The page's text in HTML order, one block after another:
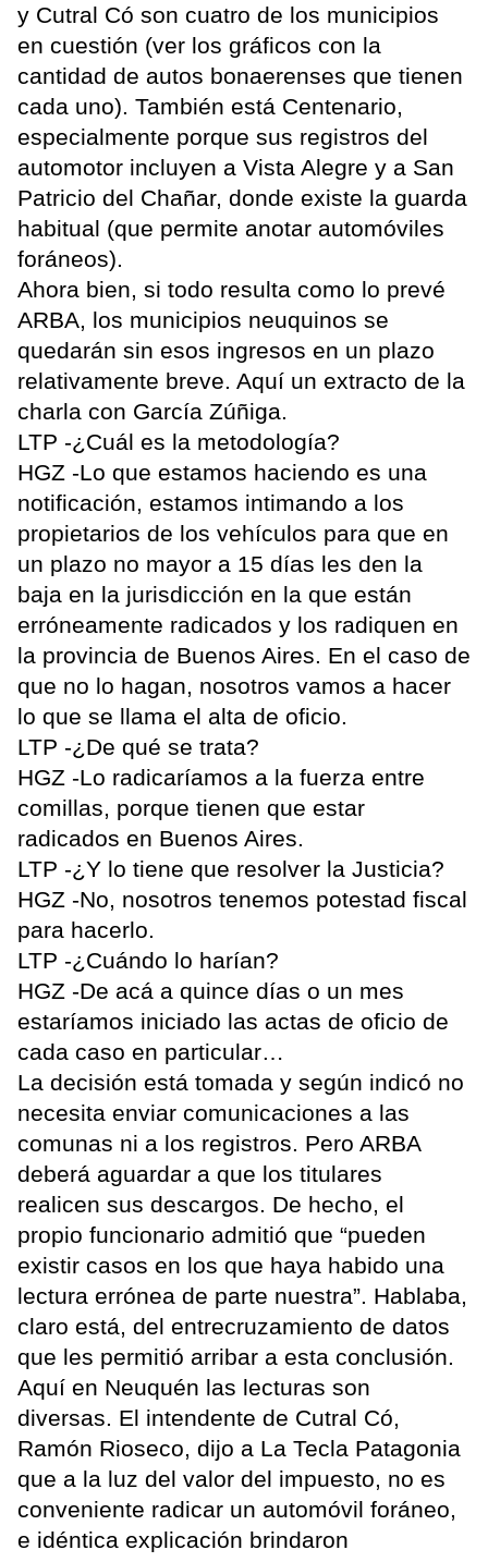
y Cutral Có son cuatro de los municipios
en cuestión (ver los gráficos con la
cantidad de autos bonaerenses que tienen
cada uno). También está Centenario,
especialmente porque sus registros del
automotor incluyen a Vista Alegre y a San
Patricio del Chañar, donde existe la guarda
habitual (que permite anotar automóviles
foráneos).
Ahora bien, si todo resulta como lo prevé
ARBA, los municipios neuquinos se
quedarán sin esos ingresos en un plazo
relativamente breve. Aquí un extracto de la
charla con García Zúñiga.
LTP -¿Cuál es la metodología?
HGZ -Lo que estamos haciendo es una
notificación, estamos intimando a los
propietarios de los vehículos para que en
un plazo no mayor a 15 días les den la
baja en la jurisdicción en la que están
erróneamente radicados y los radiquen en
la provincia de Buenos Aires. En el caso de
que no lo hagan, nosotros vamos a hacer
lo que se llama el alta de oficio.
LTP -¿De qué se trata?
HGZ -Lo radicaríamos a la fuerza entre
comillas, porque tienen que estar
radicados en Buenos Aires.
LTP -¿Y lo tiene que resolver la Justicia?
HGZ -No, nosotros tenemos potestad fiscal
para hacerlo.
LTP -¿Cuándo lo harían?
HGZ -De acá a quince días o un mes
estaríamos iniciado las actas de oficio de
cada caso en particular…
La decisión está tomada y según indicó no
necesita enviar comunicaciones a las
comunas ni a los registros. Pero ARBA
deberá aguardar a que los titulares
realicen sus descargos. De hecho, el
propio funcionario admitió que “pueden
existir casos en los que haya habido una
lectura errónea de parte nuestra”. Hablaba,
claro está, del entrecruzamiento de datos
que les permitió arribar a esta conclusión.
Aquí en Neuquén las lecturas son
diversas. El intendente de Cutral Có,
Ramón Rioseco, dijo a La Tecla Patagonia
que a la luz del valor del impuesto, no es
conveniente radicar un automóvil foráneo,
e idéntica explicación brindaron